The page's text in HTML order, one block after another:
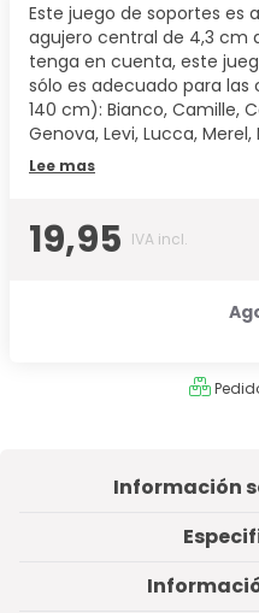
Este juego de soportes es
agujero central de 4,3 cm
tenga en cuenta, este
sólo es adecuado para
140 cm): Bianco, Camille,
Genova, Levi, Lucca, Merel,
Lee mas
19,95 IVA incl.
Información